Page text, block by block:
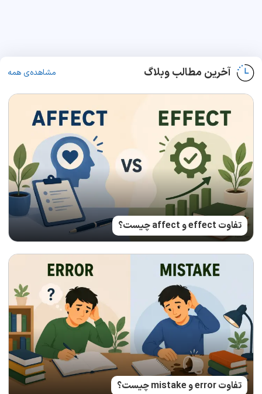
آخرین مطالب وبلاگ مشاهده‌ی همه
تفاوت effect و affect چیست؟
تفاوت error و mistake چیست؟